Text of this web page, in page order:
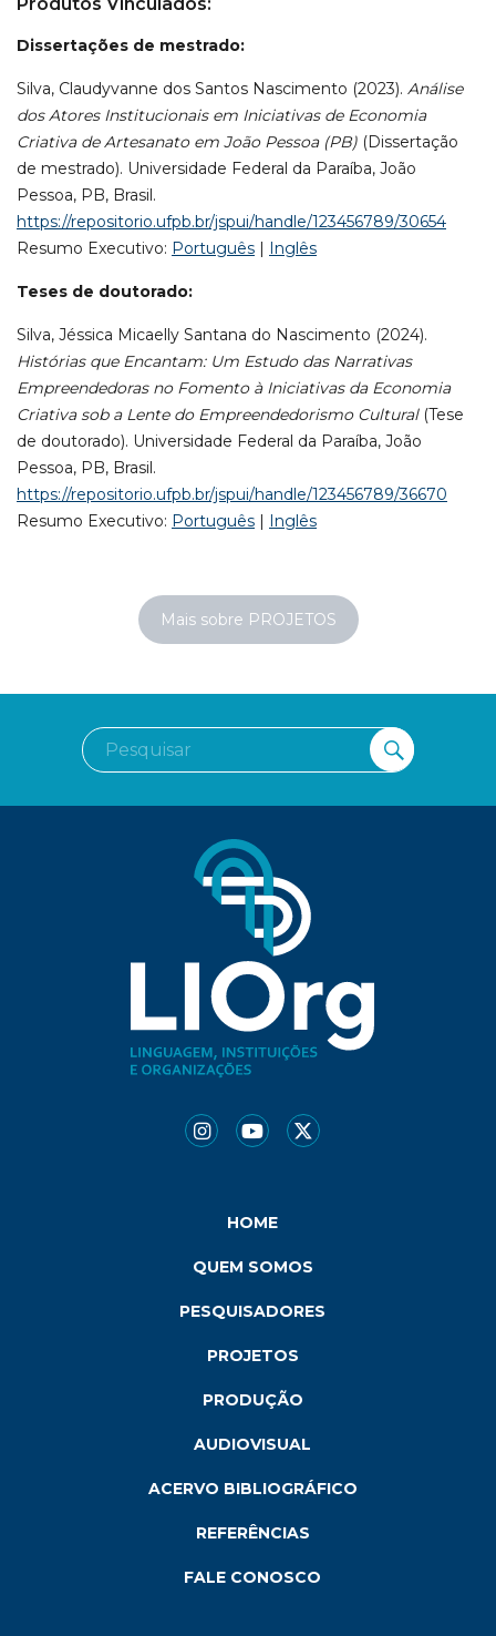
Dissertações de mestrado:
Silva, Claudyvanne dos Santos Nascimento (2023). Análise
dos Atores Institucionais em Iniciativas de Economia
Criativa de Artesanato em João Pessoa (PB) (Dissertação
de mestrado). Universidade Federal da Paraíba, João
Pessoa, PB, Brasil.
https://repositorio.ufpb.br/jspui/handle/123456789/30654
Resumo Executivo: Português | Inglês
Teses de doutorado:
Silva, Jéssica Micaelly Santana do Nascimento (2024).
Histórias que Encantam: Um Estudo das Narrativas
Empreendedoras no Fomento à Iniciativas da Economia
Criativa sob a Lente do Empreendedorismo Cultural(Tese
de doutorado). Universidade Federal da Paraíba, João
Pessoa, PB, Brasil.
https://repositorio.ufpb.br/jspui/handle/123456789/36670
Resumo Executivo: Português | Inglês
Mais sobre PROJETOS
Pesquisar
por:
HOME
QUEM SOMOS
PESQUISADORES
PROJETOS
PRODUÇÃO
AUDIOVISUAL
ACERVO BIBLIOGRÁFICO
REFERÊNCIAS
FALE CONOSCO